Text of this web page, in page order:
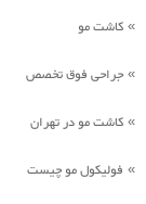
» کاشت مو
» جراحی فوق تخصص
» کاشت مو در تهران
» فولیکول مو چیست